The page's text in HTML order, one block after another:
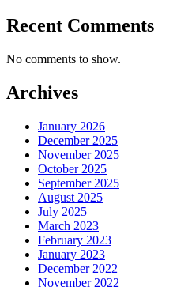
Recent Comments
No comments to show.
Archives
January 2026
December 2025
November 2025
October 2025
September 2025
August 2025
July 2025
March 2023
February 2023
January 2023
December 2022
November 2022